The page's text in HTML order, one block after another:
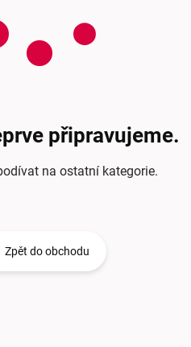
připravujeme.
na ostatní kategorie.
Zpět do obchodu